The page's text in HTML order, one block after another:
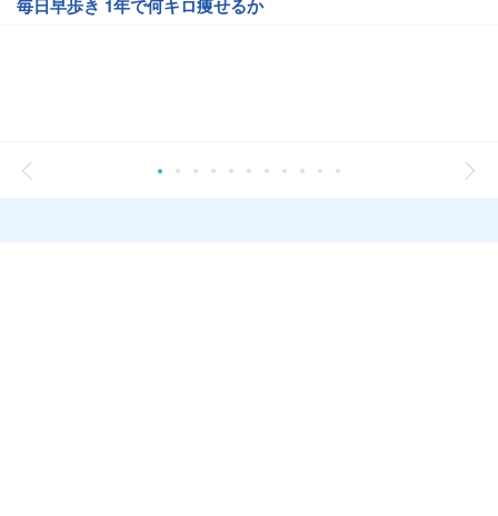
毎日早歩き 1年で何キロ痩せるか